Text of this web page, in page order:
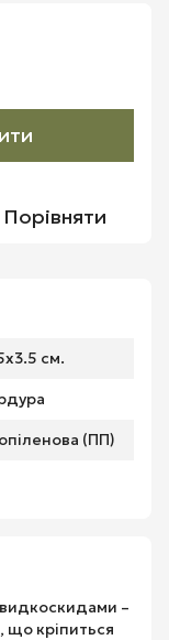
Порівняти
см.
(ПП)
–
що кріпиться